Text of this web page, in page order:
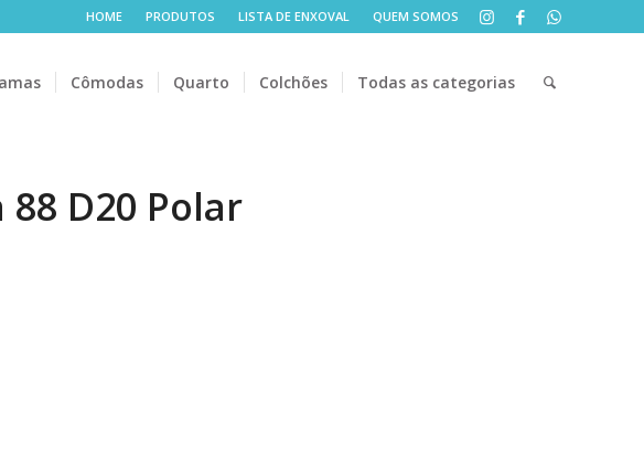
HOME PRODUTOS LISTA DE ENXOVAL QUEM SOMOS
Cômodas Quarto Colchões Todas as categorias
D20 Polar